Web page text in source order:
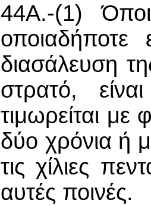
44Α.-(1)
οποιαδήποτε
διασάλευση
στρατό,
τιμωρείται με
δύο χρόνια ή
τις χίλιες
αυτές ποινές.